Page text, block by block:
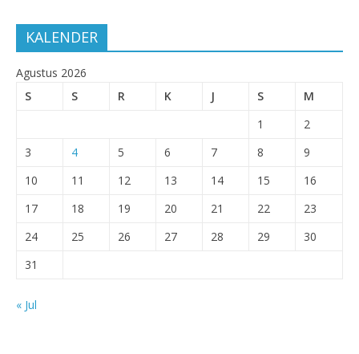
KALENDER
Agustus 2026
S
S R K J S
M
1
2
3
4 5 6 7 8
9
10
11 12 13 14 15
16
17
18 19 20 21 22
23
24
25 26 27 28 29
30
31
« Jul